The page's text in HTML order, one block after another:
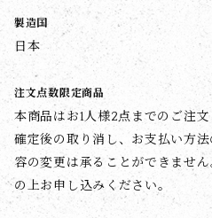
製造国
日本
注文点数限定商品
本商品はお1人様2点までのご注
確定後の取り消し、お支払い方
容の変更は承ることができませ
の上お申し込みください。